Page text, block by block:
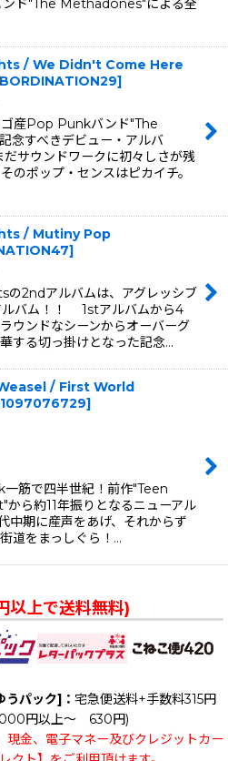
ド"The Methadones"による全
/ We Didn't Come Here
]
ゴ産Pop Punkバンド"The
念すべきデビュー・アルバ
サウンドワークに初々しさが残
のポップ・センスはピカイチ。
/ Mutiny Pop
]
2ndアルバムは、アグレッシブ
バム！！ 1stアルバムから4
ウンドなシーンからオーバーグ
する切っ掛けとなった記念…
/ First World
]
筋で四半世紀！前作"Teen
ら約11年振りとなるニューアル
期に産声をあげ、それからず
道をまっしぐら！…
上で送料無料)
パック]： 宅急便送料+手数料315円
円以上～ 630円)
現金、電子マネー及びクレジットカー